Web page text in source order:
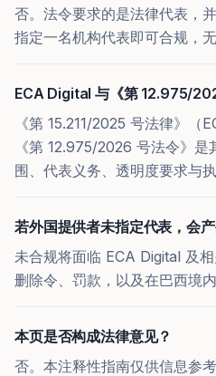
否。法令要求的是法律代表，
指定一名机构代表即可合规，
ECA Digital 与《第 12.975/
《第 15.211/2025 号法律》（
《第 12.975/2026 号法令》
围、代表义务、透明度要求与执
若外国提供者未指定代表，会
未合规将面临 ECA Digital 及
删除令、罚款，以及在巴西境
本页是否构成法律意见？
否。本注释性指南仅供信息参